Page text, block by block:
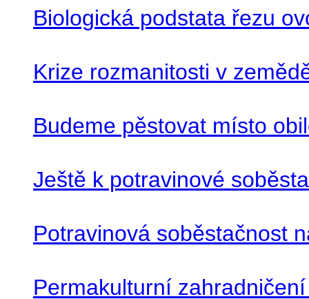
Biologická podstata řezu
Krize rozmanitosti v
Budeme pěstovat místo
Ještě k potravinové
Potravinová soběstačnost
Permakulturní